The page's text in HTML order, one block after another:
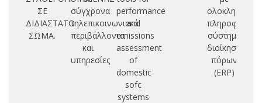
ΣΕ
ΔΙΔΙΑΣΤΑΤΟ
ΣΩΜΑ.
σύγχρονα
τηλεπικοινωνιακά
περιβάλλοντα
και
υπηρεσίες
performance
and
emissions
assessment
of
domestic
sofc
systems
σύστημα
διοίκησης
πόρων
(ERP)